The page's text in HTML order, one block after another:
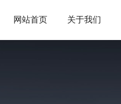
网站首页 关于我们